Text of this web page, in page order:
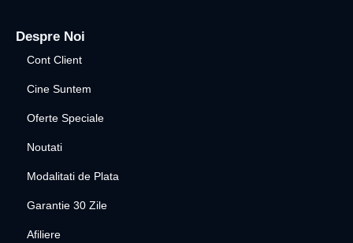
Despre Noi
Cont Client
Cine Suntem
Oferte Speciale
Noutati
Modalitati de Plata
Garantie 30 Zile
Afiliere